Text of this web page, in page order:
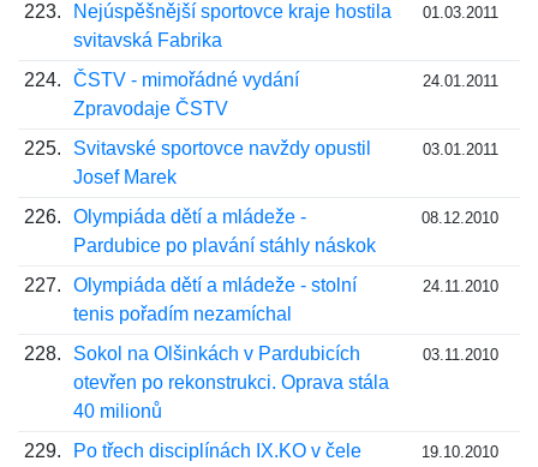
223.
Nejúspěšnější sportovce kraje hostila
svitavská Fabrika
01.03.2011
224.
ČSTV - mimořádné vydání
Zpravodaje ČSTV
24.01.2011
225.
Svitavské sportovce navždy opustil
Josef Marek
03.01.2011
226.
Olympiáda dětí a mládeže -
Pardubice po plavání stáhly náskok
08.12.2010
227.
Olympiáda dětí a mládeže - stolní
tenis pořadím nezamíchal
24.11.2010
228.
Sokol na Olšinkách v Pardubicích
otevřen po rekonstrukci. Oprava stála
40 milionů
03.11.2010
229.
Po třech disciplínách IX.KO v čele
19.10.2010